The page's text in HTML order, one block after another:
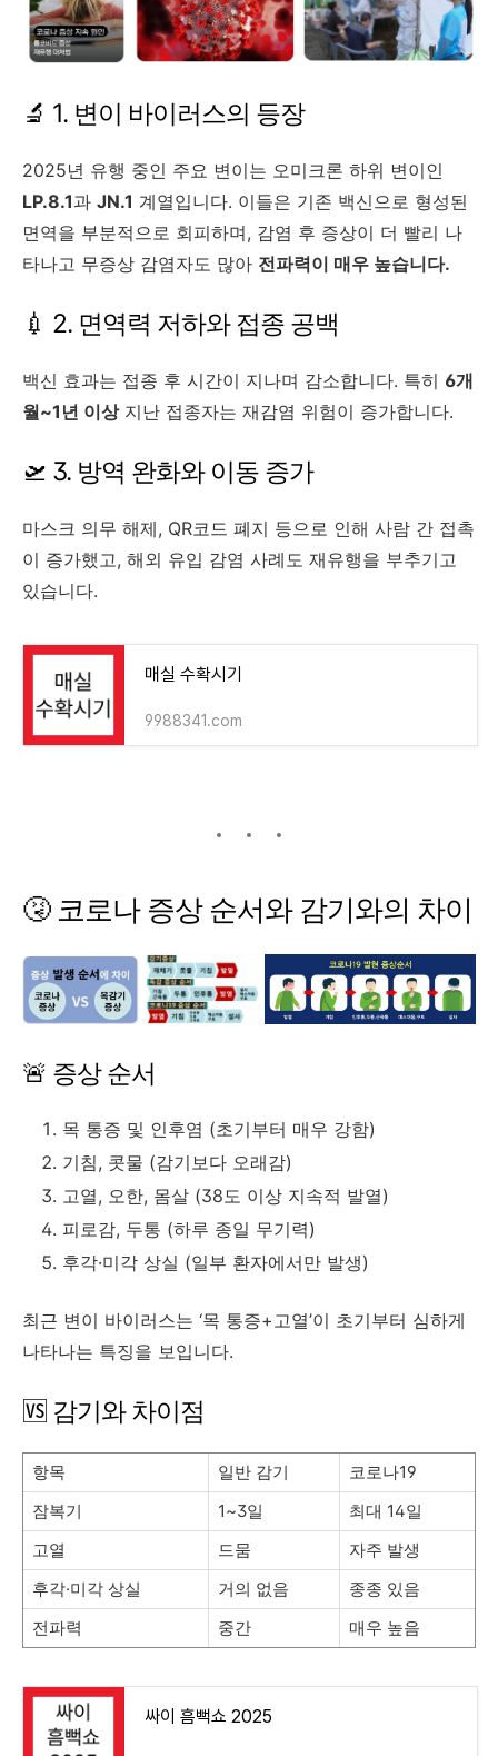
🔬 1. 변이 바이러스의 등장
2025년 유행 중인 주요 변이는 오미크론 하위 변이인
LP.8.1과 JN.1 계열입니다. 이들은 기존 백신으로 형성된
면역을 부분적으로 회피하며, 감염 후 증상이 더 빨리 나
타나고 무증상 감염자도 많아 전파력이 매우 높습니다.
💉 2. 면역력 저하와 접종 공백
백신 효과는 접종 후 시간이 지나며 감소합니다. 특히 6개
월~1년 이상지난 접종자는 재감염 위험이 증가합니다.
🛫 3. 방역 완화와 이동 증가
마스크 의무 해제, QR코드 폐지 등으로 인해 사람 간 접촉
이 증가했고, 해외 유입 감염 사례도 재유행을 부추기고
있습니다.
매실 수확시기
9988341.com
🤧 코로나 증상 순서와 감기와의 차이
🚨 증상 순서
목 통증 및 인후염 (초기부터 매우 강함)
기침, 콧물 (감기보다 오래감)
고열, 오한, 몸살 (38도 이상 지속적 발열)
피로감, 두통 (하루 종일 무기력)
후각·미각 상실 (일부 환자에서만 발생)
최근 변이 바이러스는 ‘목 통증+고열’이 초기부터 심하게
나타나는 특징을 보입니다.
🆚 감기와 차이점
항목 일반 감기
코로나19
잠복기
1~3일
최대 14일
고열
드뭄
자주 발생
후각·미각 상실
거의 없음
종종 있음
전파력
중간 매우 높음
싸이 흠뻑쇼 2025